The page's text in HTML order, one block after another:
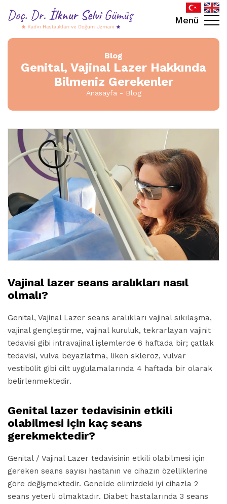
Menü
Blog
Genital, Vajinal Lazer Hakkında
Bilmeniz Gerekenler
Anasayfa Blog
Vajinal lazer seans aralıkları nasıl
olmalı?
Genital, Vajinal Lazer seans aralıkları vajinal sıkılaşma,
vajinal gençleştirme, vajinal kuruluk, tekrarlayan vajinit
tedavisi gibi intravajinal işlemlerde 6 haftada bir; çatlak
tedavisi, vulva beyazlatma, liken skleroz, vulvar
vestibülit gibi cilt uygulamalarında 4 haftada bir olarak
belirlenmektedir.
Genital lazer tedavisinin etkili
olabilmesi için kaç seans
gerekmektedir?
Genital / Vajinal Lazer tedavisinin etkili olabilmesi için
gereken seans sayısı hastanın ve cihazın özelliklerine
göre değişmektedir. Genelde elimizdeki iyi cihazla 2
seans yeterli olmaktadır. Diabet hastalarında 3 seans